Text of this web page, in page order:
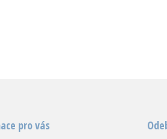
pro vás